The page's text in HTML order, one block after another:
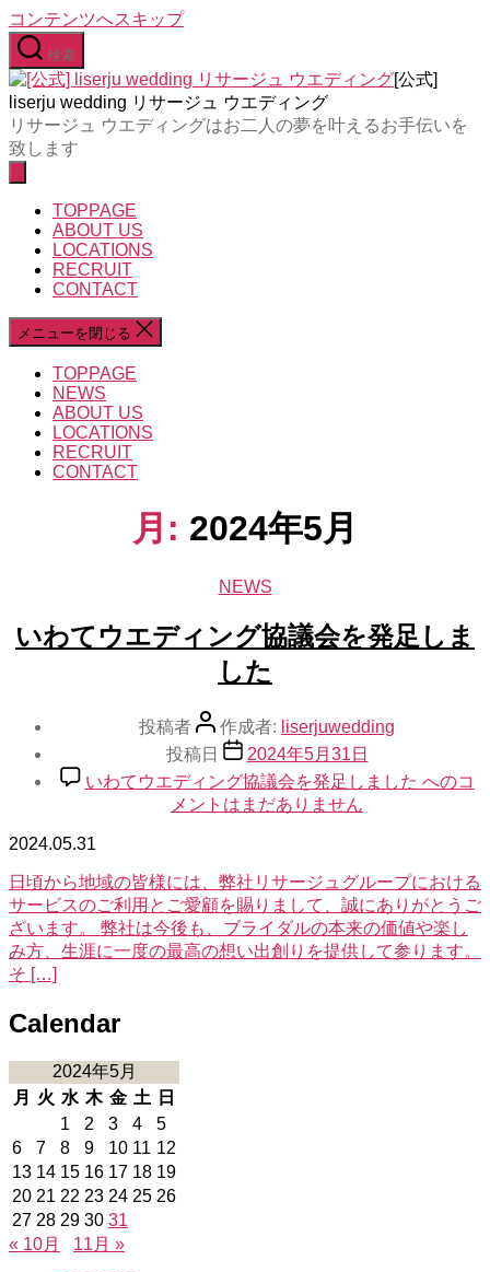
コンテンツへスキップ
検索
[公式]
liserju wedding リサージュ ウエディング
リサージュ ウエディングはお二人の夢を叶えるお手伝いを
致します
TOPPAGE
ABOUT US
LOCATIONS
RECRUIT
CONTACT
メニューを閉じる
TOPPAGE
NEWS
ABOUT US
LOCATIONS
RECRUIT
CONTACT
月: 2024年5月
NEWS
いわてウエディング協議会を発足しま
した
投稿者 作成者: liserjuwedding
投稿日
2024年5月31日
いわてウエディング協議会を発足しました へのコ
メントはまだありません
2024.05.31
日頃から地域の皆様には、弊社リサージュグループにおける
サービスのご利用とご愛顧を賜りまして、誠にありがとうご
ざいます。 弊社は今後も、ブライダルの本来の価値や楽し
み方、生涯に一度の最高の想い出創りを提供して参ります。
そ […]
Calendar
2024年5月
月
火 水 木 金 土
日
1
2 3 4
5
6
7 8 9 10 11 12
13 14 15 16 17 18 19
20 21 22 23 24 25 26
27 28 29 30 31
« 10月
11月 »